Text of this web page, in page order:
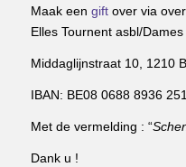
Maak een giftover via
Elles Tournent asbl/
Middaglijnstraat 10, 1210
IBAN: BE08 0688 8936
Met de vermelding : “
Dank u !